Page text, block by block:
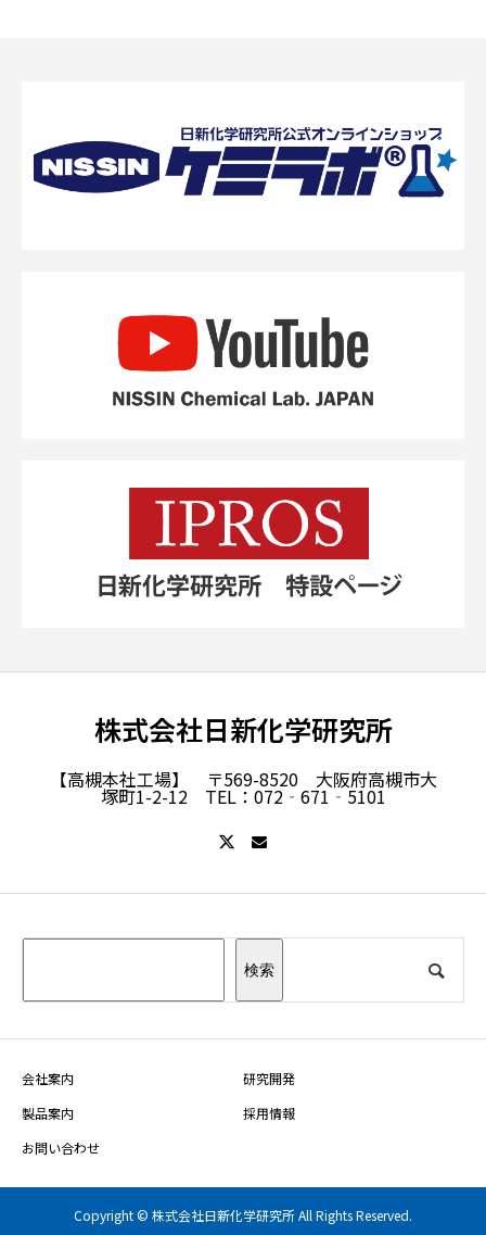
株式会社日新化学研究所
【高槻本社工場】 〒569-8520 大阪府高槻市大
塚町1-2-12 TEL：072‐671‐5101
検索
会社案内
研究開発
製品案内
採用情報
お問い合わせ
Copyright © 株式会社日新化学研究所 All Rights Reserved.